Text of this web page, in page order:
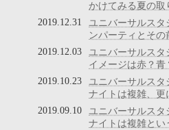
かけてみる夏の取
ユニバーサルスタ
ンパーティとその
2019.12.31
ユニバーサルスタ
イメージは赤？青
2019.12.03
ユニバーサルスタ
ナイトは複雑、更
2019.10.23
ユニバーサルスタ
ナイトは複雑とい
2019.09.10